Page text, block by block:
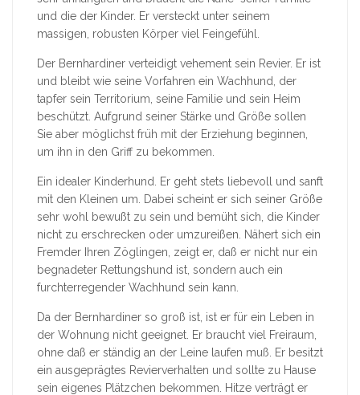
und die der Kinder. Er versteckt unter seinem
massigen, robusten Körper viel Feingefühl.
Der Bernhardiner verteidigt vehement sein Revier. Er ist
und bleibt wie seine Vorfahren ein Wachhund, der
tapfer sein Territorium, seine Familie und sein Heim
beschützt. Aufgrund seiner Stärke und Größe sollen
Sie aber möglichst früh mit der Erziehung beginnen,
um ihn in den Griff zu bekommen.
Ein idealer Kinderhund. Er geht stets liebevoll und sanft
mit den Kleinen um. Dabei scheint er sich seiner Größe
sehr wohl bewußt zu sein und bemüht sich, die Kinder
nicht zu erschrecken oder umzureißen. Nähert sich ein
Fremder Ihren Zöglingen, zeigt er, daß er nicht nur ein
begnadeter Rettungshund ist, sondern auch ein
furchterregender Wachhund sein kann.
Da der Bernhardiner so groß ist, ist er für ein Leben in
der Wohnung nicht geeignet. Er braucht viel Freiraum,
ohne daß er ständig an der Leine laufen muß. Er besitzt
ein ausgeprägtes Revierverhalten und sollte zu Hause
sein eigenes Plätzchen bekommen. Hitze verträgt er